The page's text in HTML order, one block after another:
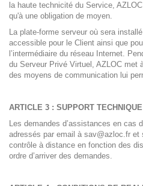
la haute technicité du Service,
qu'à une obligation de moyen.
La plate-forme serveur où sera
accessible pour le Client ainsi que
l’intermédiaire du réseau Internet.
du Serveur Privé Virtuel, AZLOC met
des moyens de communication lui
ARTICLE 3 : SUPPORT TECHNIQUE
Les demandes d’assistances en cas
adressés par email à sav@azloc.fr et
contrôle à distance en fonction des
ordre d’arriver des demandes.